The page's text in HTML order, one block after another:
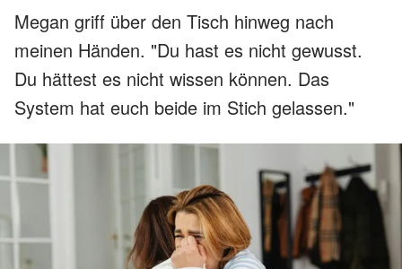
Megan griff über den Tisch hinweg nach
meinen Händen. "Du hast es nicht gewusst.
Du hättest es nicht wissen können. Das
System hat euch beide im Stich gelassen."